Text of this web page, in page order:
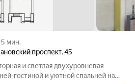
мин.
проспект,45
и светлая двухуровневая
гостиной и уютной спальней на